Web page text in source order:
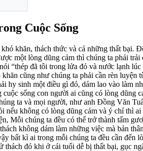
Cuộc Sống
khăn, thách thức và cả những thất
một lòng dũng cảm thì chúng ta phải
“thép đã tôi trong lửa đỏ và nước lạnh
cũng như chúng ta phải cần rèn
hy sinh một điều gì đó, dám lao vào
sống con người ai cũng có lòng dũng
ta và mọi người, như anh Đồng Văn
không có lòng dũng cảm và ý chí thì
Mỗi chúng ta đều có thể trở thành tấm
không dám làm những việc mà bản
bất kì ai trong mỗi chúng ta đều cần
thách đó khi ở cái tuổi dễ bị thất bại,